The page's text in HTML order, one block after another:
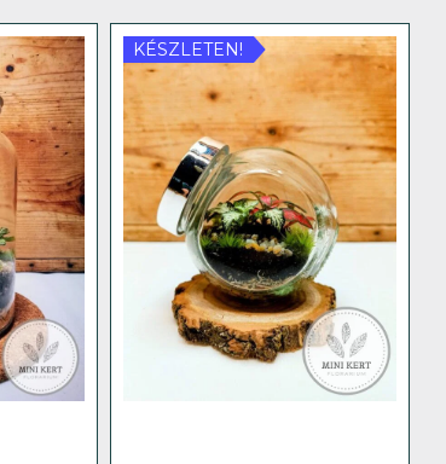
KÉSZLETEN!